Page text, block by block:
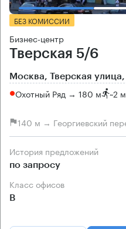
БЕЗ КОМИССИИ
Бизнес-центр
Тверская 5/6
Москва, Тверская
Охотный Ряд → 180 м ~2
140 м → Георгиевский
История предложений
по запросу
Класс офисов
B